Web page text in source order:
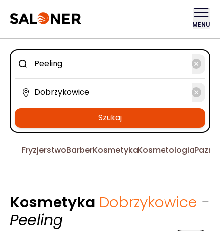
MENU
Szukaj
FryzjerstwoBarberKosmetykaKosmetologia
Kosmetyka Dobrzykowice -
Peeling